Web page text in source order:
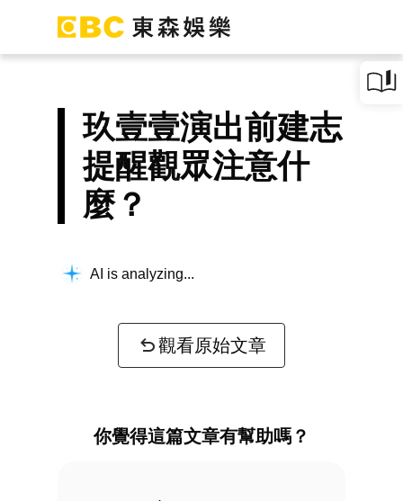
玖壹壹演出前建志
提醒觀眾注意什
麼？
AI is analyzing...
觀看原始文章
你覺得這篇文章有幫助嗎？